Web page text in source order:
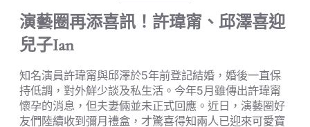
演藝圈再添喜訊！許瑋甯、邱澤喜迎
兒子Ian
知名演員許瑋甯與邱澤於5年前登記結婚，婚後一直保
持低調，對外鮮少談及私生活。今年5月雖傳出許瑋甯
懷孕的消息，但夫妻倆並未正式回應。近日，演藝圈好
友們陸續收到彌月禮盒，才驚喜得知兩人已迎來可愛寶